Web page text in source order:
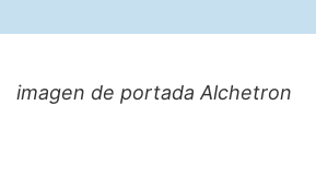
imagen de portada Alchetron